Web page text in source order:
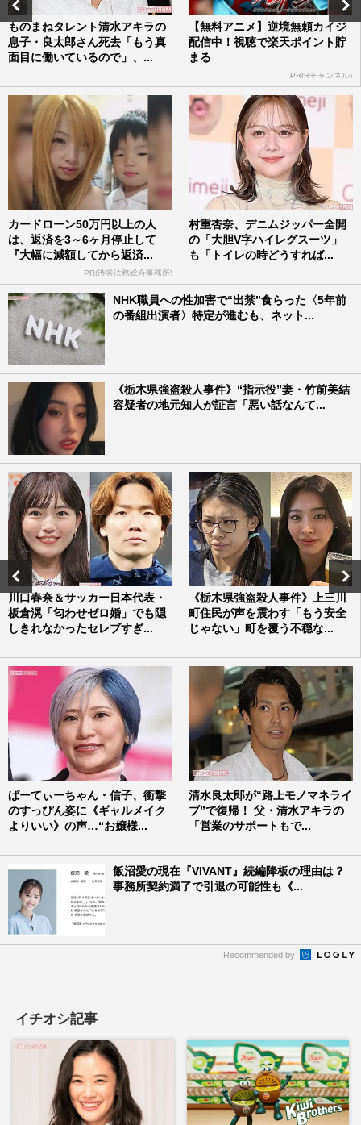
ものまねタレント清水アキラの
息子・良太郎さん死去「もう真
面目に働いているので」、...
【無料アニメ】逆境無頼カイジ
配信中！視聴で楽天ポイント貯
まる
PR(Rチャンネル)
カードローン50万円以上の人
は、返済を3～6ヶ月停止して
『大幅に減額してから返済...
PR(渋谷法務総合事務所)
村重杏奈、デニムジッパー全開
の「大胆V字ハイレグスーツ」
も「トイレの時どうすれば...
NHK職員への性加害で“出禁”食らった〈5年前
の番組出演者〉特定が進むも、ネット...
《栃木県強盗殺人事件》“指示役”妻・竹前美結
容疑者の地元知人が証言「悪い話なんて...
川口春奈＆サッカー日本代表・
板倉滉「匂わせゼロ婚」でも隠
しきれなかったセレブすぎ...
《栃木県強盗殺人事件》上三川
町住民が声を震わす「もう安全
じゃない」町を覆う不穏な...
ぱーてぃーちゃん・信子、衝撃
のすっぴん姿に《ギャルメイク
よりいい》の声…“お嬢様...
清水良太郎が“路上モノマネライ
ブ”で復帰！ 父・清水アキラの
「営業のサポートもで...
飯沼愛の現在『VIVANT』続編降板の理由は？
事務所契約満了で引退の可能性も《...
Recommended by
イチオシ記事